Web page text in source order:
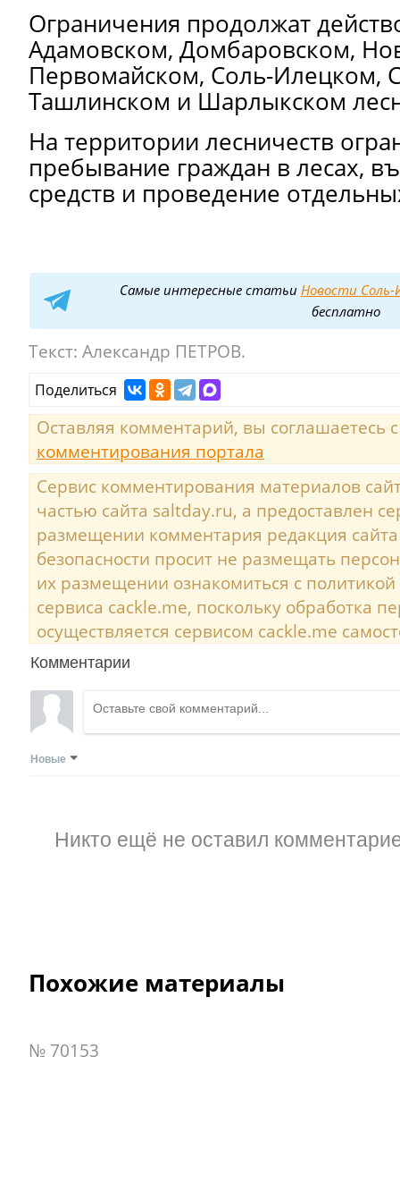
Ограничения продолжат
Адамовском, Домбаровском,
Первомайском, Соль-Илецком,
Ташлинском и Шарлыкском
На территории лесничеств
пребывание граждан в лесах,
средств и проведение
Самые интересные статьи Новости Соль-
бесплатно
Текст: Александр ПЕТРОВ.
Поделиться
Оставляя комментарий, вы соглашаетесь
комментирования портала
Сервис комментирования материалов
частью сайта saltday.ru, а предоставлен
размещении комментария редакция
безопасности просит не размещать
их размещении ознакомиться с
сервиса cackle.me, поскольку обработка
осуществляется сервисом cackle.me
Комментарии
Новые
Никто ещё не оставил
Похожие материалы
№ 70153